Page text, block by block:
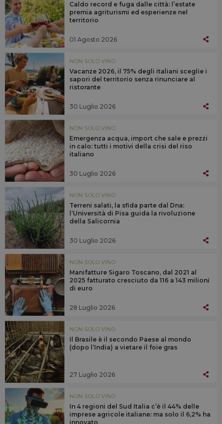
Caldo record e fuga dalle città: l’estate
premia agriturismi ed esperienze nel
territorio
01 Agosto 2026
NON SOLO VINO
Vacanze 2026, il 75% degli italiani sceglie i
sapori del territorio senza rinunciare al
ristorante
30 Luglio 2026
NON SOLO VINO
Emergenza acqua, import che sale e prezzi
in calo: tutti i motivi della crisi del riso
italiano
30 Luglio 2026
NON SOLO VINO
Terreni salati, la sfida parte dal Dna:
l’Università di Pisa guida la rivoluzione
della Salicornia
30 Luglio 2026
NON SOLO VINO
Manifatture Sigaro Toscano, dal 2021 al
2025 fatturato cresciuto da 116 a 143 milioni
di euro
28 Luglio 2026
NON SOLO VINO
Il Brasile è il secondo Paese al mondo
(dopo l’India) a vietare il foie gras
27 Luglio 2026
NON SOLO VINO
In 4 regioni del Sud Italia c’è il 44% delle
imprese agricole italiane: ma solo il 6,2% ha
innovato